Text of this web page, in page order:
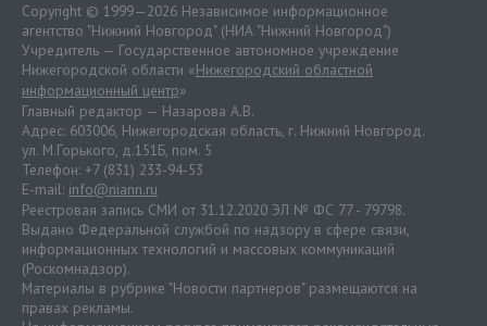
Copyright © 1999—2026 Независимое информационное
агентство "Нижний Новгород" (НИА "Нижний Новгород")
Учредитель — Государственное автономное учреждение
Нижегородской области «Нижегородский областной
информационный центр»
Главный редактор — Назарова А.В.
Адрес: 603006, Нижегородская область, г. Нижний Новгород.
ул. М.Горького, д.151Б, пом. 5
Телефон: +7 (831) 233-94-53
E-mail: info@niann.ru
Реестровая запись СМИ от 31.12.2020 ЭЛ № ФС 77 - 79798.
Выдано Федеральной службой по надзору в сфере связи,
информационных технологий и массовых коммуникаций
(Роскомнадзор).
Материалы в рубрике "Новости партнеров" размещаются на
правах рекламы.